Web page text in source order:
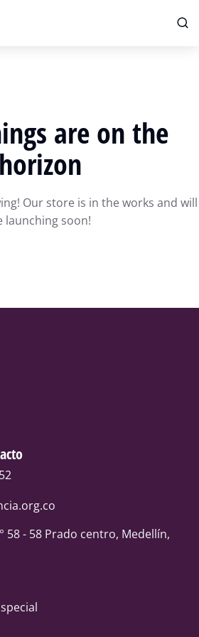
are on the
horizon
Our store is in the works and will
launching soon!
58 - 58 Prado centro, Medellín,